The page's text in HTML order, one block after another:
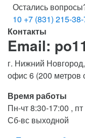
Остались
10 +7 (831) 215-
Контакты
Email:
г. Нижний
офис 6 (200 метров
Время работы
Пн-чт 8:30-17:00 ,
Сб-вс выходной